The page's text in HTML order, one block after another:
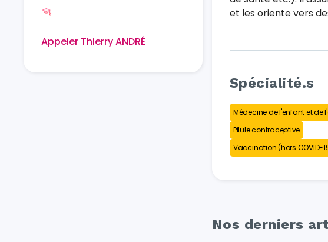
Appeler Thierry ANDRÉ
et les oriente vers
Spécialité.s
Médecine de l'enfant et de
Pilule contraceptive
Vaccination (hors COVID-
Nos derniers